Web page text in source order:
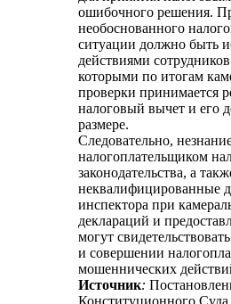
ошибочного решения.
необоснованного
ситуации должно быть
действиями
которыми по итогам
проверки принимается
налоговый вычет и его
размере.
Следовательно,
налогоплательщиком
законодательства, а
неквалифицированные
инспектора при
деклараций и
могут
и совершении
мошеннических
Источник:
Конституционного